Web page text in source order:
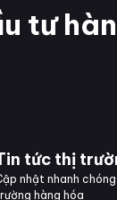
tư
tức thị
nhật nhanh
hàng hóa